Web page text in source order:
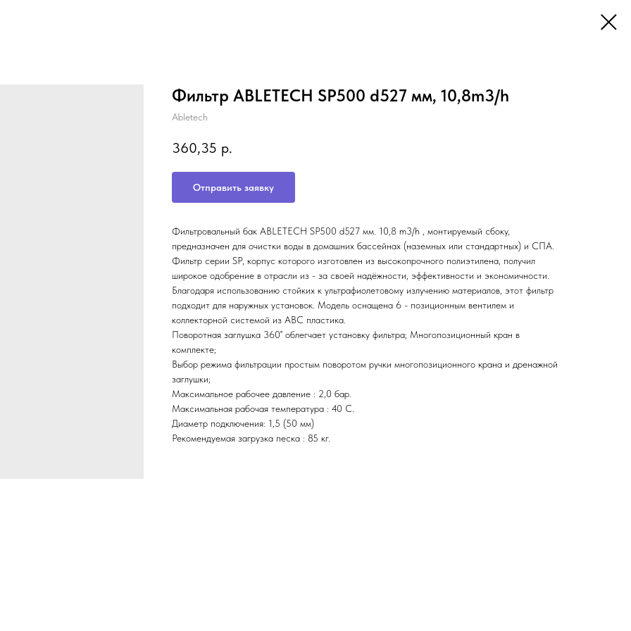
Фильтр ABLETECH SP500 d527 мм, 10,8m3/h
Abletech
360,35 р.
Отправить заявку
Фильтровальный бак ABLETECH SР500 d527 мм. 10,8 m3/h , монтируемый сбоку,
предназначен для очистки воды в домашних бассейнах (наземных или стандартных) и СПА.
Фильтр серии SP, корпус которого изготовлен из высокопрочного полиэтилена, получил
широкое одобрение в отрасли из - за своей надёжности, эффективности и экономичности.
Благодаря использованию стойких к ультрафиолетовому излучению материалов, этот фильтр
подходит для наружных установок. Модель оснащена 6 - позиционным вентилем и
коллекторной системой из ABC пластика.
Поворотная заглушка 360˚ облегчает установку фильтра; Многопозиционный кран в
комплекте;
Выбор режима фильтрации простым поворотом ручки многопозиционного крана и дренажной
заглушки;
Максимальное рабочее давление : 2,0 бар.
Максимальная рабочая температура : 40 C.
Диаметр подключения: 1,5 (50 мм)
Рекомендуемая загрузка песка : 85 кг.